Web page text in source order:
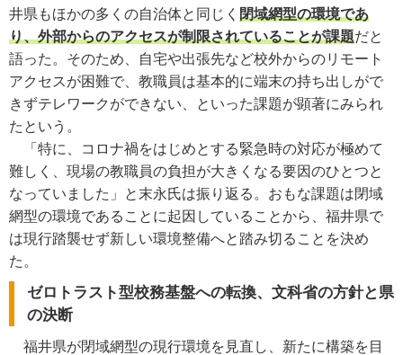
井県もほかの多くの自治体と同じく 閉域網型の環境であ
り、外部からのアクセスが制限されていることが課題だと
語った。そのため、自宅や出張先など校外からのリモート
アクセスが困難で、教職員は基本的に端末の持ち出しがで
きずテレワークができない、といった課題が顕著にみられ
たという。
「特に、コロナ禍をはじめとする緊急時の対応が極めて
難しく、現場の教職員の負担が大きくなる要因のひとつと
なっていました」と末永氏は振り返る。おもな課題は閉域
網型の環境であることに起因していることから、福井県で
は現行踏襲せず新しい環境整備へと踏み切ることを決め
た。
ゼロトラスト型校務基盤への転換、文科省の方針と県
の決断
福井県が閉域網型の現行環境を見直し、新たに構築を目